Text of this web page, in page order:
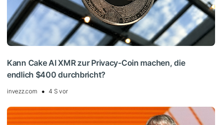
Kann Cake AI XMR zur Privacy-Coin machen, die
endlich $400 durchbricht?
invezz.com 4 S vor